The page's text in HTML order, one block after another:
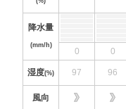
降水量
(mm/h)
0 0
湿度(%) 97 96
風向